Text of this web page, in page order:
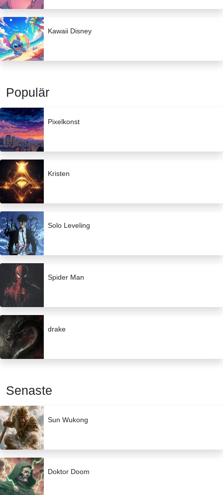
Kawaii Disney
Populär
Pixelkonst
Kristen
Solo Leveling
Spider Man
drake
Senaste
Sun Wukong
Doktor Doom